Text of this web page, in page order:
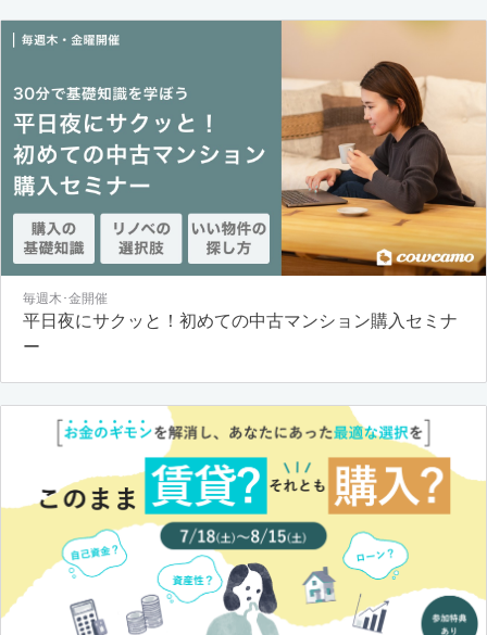
毎週木･金開催
平日夜にサクッと！初めての中古マンション購入セミナ
ー